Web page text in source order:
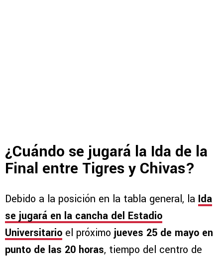
¿Cuándo se jugará la Ida de la
Final entre Tigres y Chivas?
Debido a la posición en la tabla general, la Ida
se jugará en la cancha del Estadio
Universitario el próximo jueves 25 de mayo en
punto de las 20 horas, tiempo del centro de